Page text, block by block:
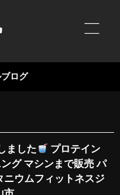
ログ
ました
プロテイン
グ マシンまで販売 パ
ニウムフィットネスジ